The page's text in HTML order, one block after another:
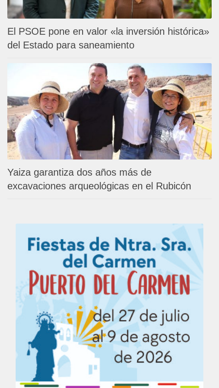
El PSOE pone en valor «la inversión histórica»
del Estado para saneamiento
Yaiza garantiza dos años más de
excavaciones arqueológicas en el Rubicón